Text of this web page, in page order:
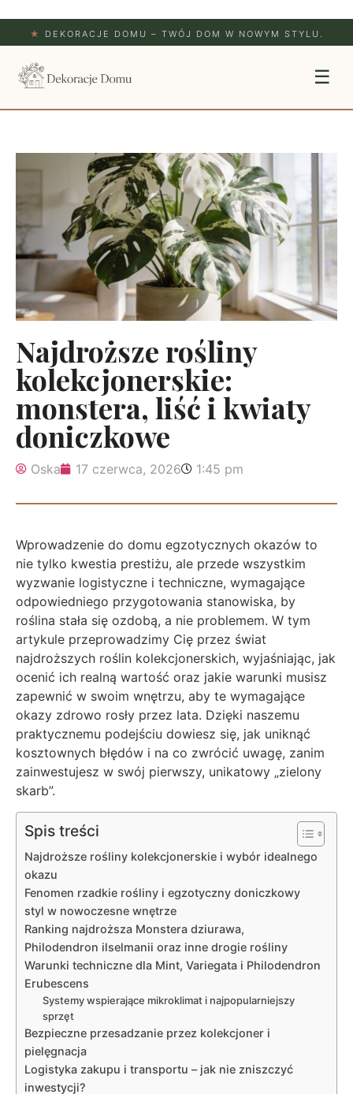
★ DEKORACJE DOMU – TWÓJ DOM W NOWYM STYLU.
☰
Najdroższe rośliny
kolekcjonerskie:
monstera, liść i kwiaty
doniczkowe
Oska 17 czerwca, 2026 1:45 pm
Wprowadzenie do domu egzotycznych okazów to
nie tylko kwestia prestiżu, ale przede wszystkim
wyzwanie logistyczne i techniczne, wymagające
odpowiedniego przygotowania stanowiska, by
roślina stała się ozdobą, a nie problemem. W tym
artykule przeprowadzimy Cię przez świat
najdroższych roślin kolekcjonerskich, wyjaśniając, jak
ocenić ich realną wartość oraz jakie warunki musisz
zapewnić w swoim wnętrzu, aby te wymagające
okazy zdrowo rosły przez lata. Dzięki naszemu
praktycznemu podejściu dowiesz się, jak uniknąć
kosztownych błędów i na co zwrócić uwagę, zanim
zainwestujesz w swój pierwszy, unikatowy „zielony
skarb”.
Spis treści
Najdroższe rośliny kolekcjonerskie i wybór idealnego
okazu
Fenomen rzadkie rośliny i egzotyczny doniczkowy
styl w nowoczesne wnętrze
Ranking najdroższa Monstera dziurawa,
Philodendron ilselmanii oraz inne drogie rośliny
Warunki techniczne dla Mint, Variegata i Philodendron
Erubescens
Systemy wspierające mikroklimat i najpopularniejszy
sprzęt
Bezpieczne przesadzanie przez kolekcjoner i
pielęgnacja
Logistyka zakupu i transportu – jak nie zniszczyć
inwestycji?